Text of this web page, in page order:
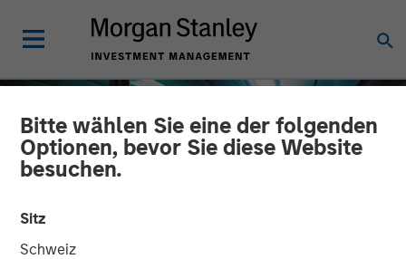
Bitte wählen Sie eine der folgenden
Optionen, bevor Sie diese Website
besuchen.
Sitz
Schweiz